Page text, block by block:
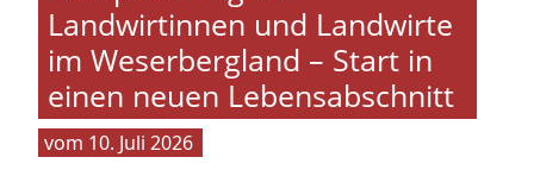
Landwirtinnen und Landwirte
im Weserbergland – Start in
einen neuen Lebensabschnitt
10. Juli 2026